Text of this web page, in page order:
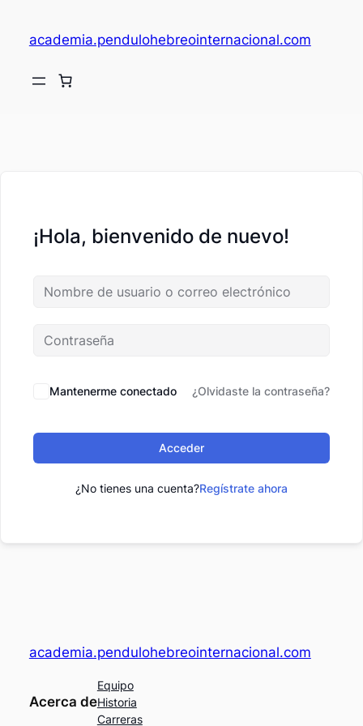
academia.pendulohebreointernacional.com
¡Hola, bienvenido de nuevo!
Mantenerme conectado ¿Olvidaste la contraseña?
Acceder
¿No tienes una cuenta?Regístrate ahora
academia.pendulohebreointernacional.com
Acerca de
Equipo
Historia
Carreras